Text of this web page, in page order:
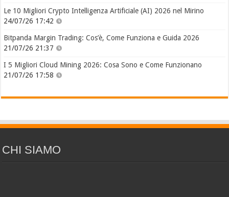
Le 10 Migliori Crypto Intelligenza Artificiale (AI) 2026 nel Mirino
24/07/26 17:42
Bitpanda Margin Trading: Cos’è, Come Funziona e Guida 2026
21/07/26 21:37
I 5 Migliori Cloud Mining 2026: Cosa Sono e Come Funzionano
21/07/26 17:58
CHI SIAMO